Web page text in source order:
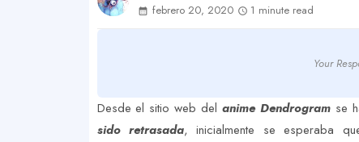
febrero 20, 2020
1 minute read
Your
Desde el sitio web del anime Dendrogram se
sido retrasada, inicialmente se esperaba